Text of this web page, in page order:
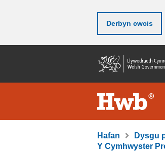
Derbyn cwcis
gynnwy
Hafan Dysgu
Y Cymhwyster